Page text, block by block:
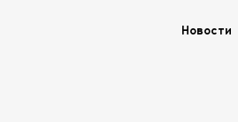
Новости